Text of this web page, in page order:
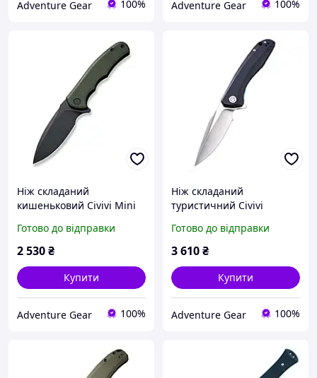
Adventure Gear 100% Adventure Gear 100%
Ніж складаний
кишеньковий Civivi Mini
зелений
Готово до відправки
2 530₴
Купити
Adventure Gear 100%
Ніж складаний
туристичний Civivi
/ G10 синій
Готово до відправки
3 610₴
Купити
Adventure Gear 100%